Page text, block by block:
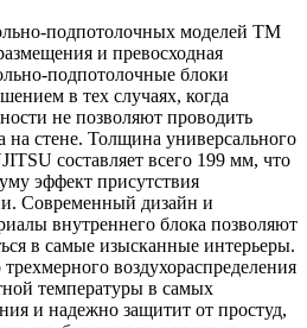
подпотолочных моделей ТМ
и превосходная
подпотолочные блоки
в тех случаях, когда
не позволяют проводить
на стене. Толщина универсального
составляет всего 199 мм, что
эффект присутствия
Современный дизайн и
внутреннего блока позволяют
в самые изысканные интерьеры.
воздухораспределения
температуры в самых
и надежно защитит от простуд,